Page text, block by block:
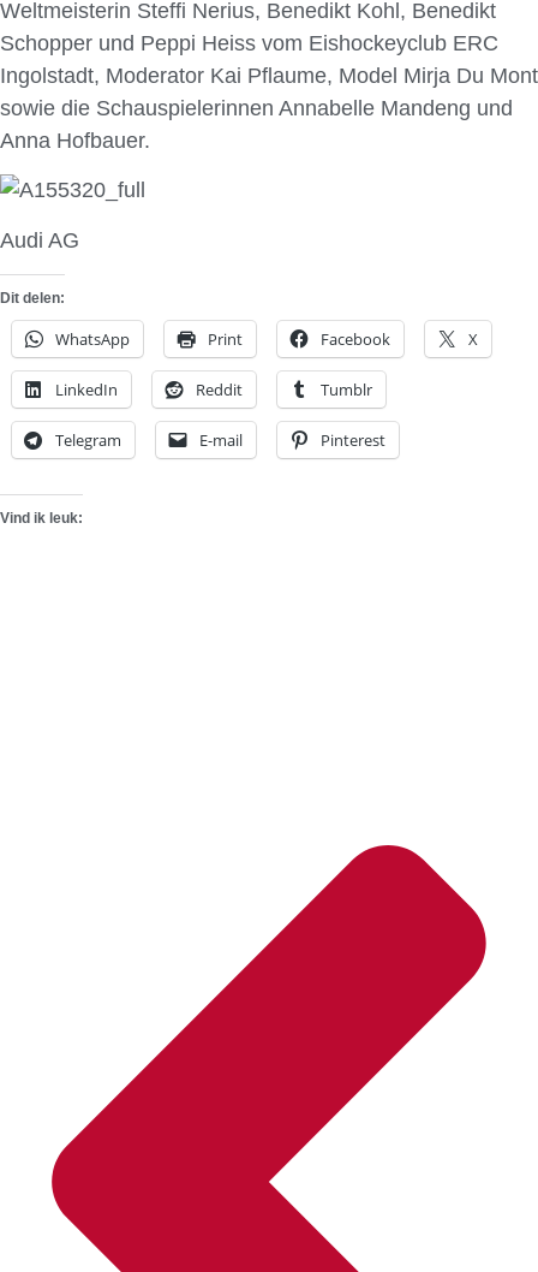
Weltmeisterin Steffi Nerius, Benedikt Kohl, Benedikt
Schopper und Peppi Heiss vom Eishockeyclub ERC
Ingolstadt, Moderator Kai Pflaume, Model Mirja Du Mont
sowie die Schauspielerinnen Annabelle Mandeng und
Anna Hofbauer.
Audi AG
Dit delen:
WhatsApp Print Facebook X
LinkedIn Reddit Tumblr
Telegram E-mail Pinterest
Vind ik leuk: